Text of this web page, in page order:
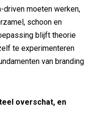
driven moeten werken,
schoon en
blijft theorie
te experimenteren
van branding
overschat, en